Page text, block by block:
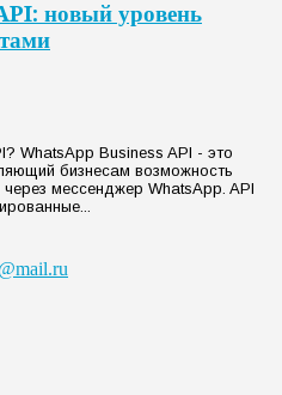
новый уровень
WhatsApp Business API - это
бизнесам возможность
мессенджер WhatsApp. API